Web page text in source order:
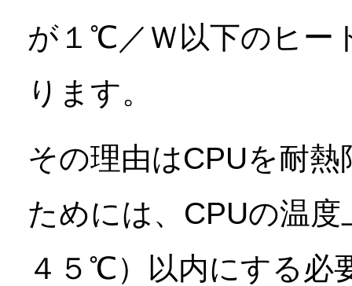
が１℃／Ｗ以下のヒー
ります。
その理由はCPUを耐
ためには、CPUの温
４５℃）以内にする必